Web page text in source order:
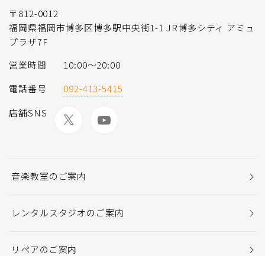
〒812-0012
福岡県福岡市博多区博多駅中央街1-1 JR博多シティ アミュ
プラザ7F
営業時間
10:00～20:00
電話番号
092-413-5415
店舗SNS
音楽教室のご案内
レンタルスタジオのご案内
リペアのご案内